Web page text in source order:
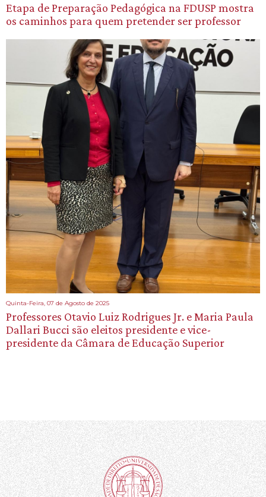
Etapa de Preparação Pedagógica na FDUSP mostra
os caminhos para quem pretender ser professor
Quinta-Feira, 07 de Agosto de 2025
Professores Otavio Luiz Rodrigues Jr. e Maria Paula
Dallari Bucci são eleitos presidente e vice-
presidente da Câmara de Educação Superior